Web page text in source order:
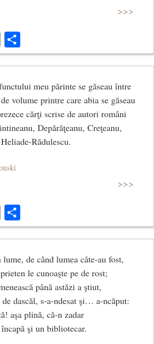
>>>
Email
meu părinte se găseau între
volume printre care abia se găseau
cărţi scrise de autori români
Depărăţeanu, Creţeanu,
Rădulescu.
>>>
Email
de când lumea câte-au fost,
le cunoaşte pe de rost;
până astăzi a ştiut,
dascăl, s-a-ndesat şi… a-ncăput:
aşa plină, că-n zadar
şi un bibliotecar.